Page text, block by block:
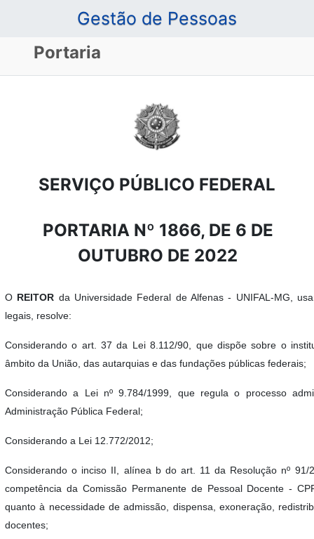
Gestão de Pessoas
Portaria
SERVIÇO PÚBLICO FEDERAL
PORTARIA Nº 1866, DE 6 DE
OUTUBRO DE 2022
O REITOR da Universidade Federal de Alfenas - UNIFAL-MG,
legais, resolve:
Considerando o art. 37 da Lei 8.112/90, que dispõe sobre o
âmbito da União, das autarquias e das fundações públicas federais;
Considerando a Lei nº 9.784/1999, que regula o processo
Administração Pública Federal;
Considerando a Lei 12.772/2012;
Considerando o inciso II, alínea b do art. 11 da Resolução nº 91/
competência da Comissão Permanente de Pessoal Docente -
quanto à necessidade de admissão, dispensa, exoneração,
docentes;